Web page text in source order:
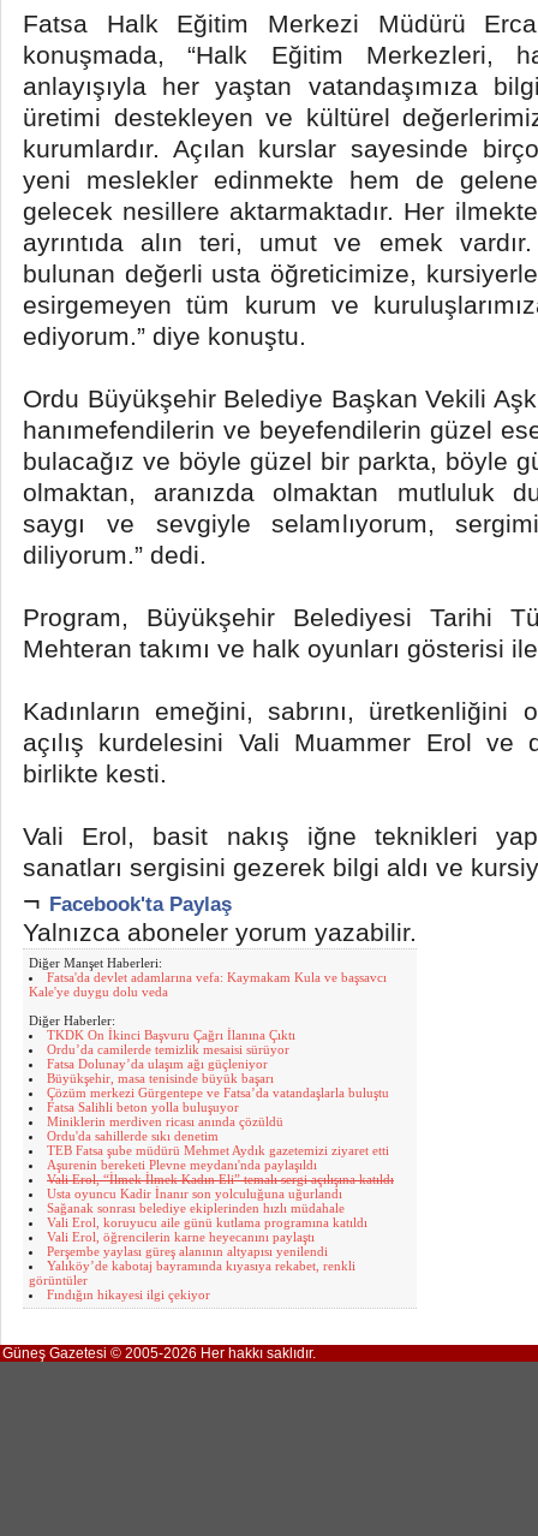
Fatsa Halk Eğitim Merkezi Müdürü
konuşmada, “Halk Eğitim Merkezleri,
anlayışıyla her yaştan vatandaşımıza
üretimi destekleyen ve kültürel
kurumlardır. Açılan kurslar sayesinde
yeni meslekler edinmekte hem de
gelecek nesillere aktarmaktadır. Her
ayrıntıda alın teri, umut ve emek
bulunan değerli usta öğreticimize,
esirgemeyen tüm kurum ve
ediyorum.” diye konuştu.
Ordu Büyükşehir Belediye Başkan Vekili
hanımefendilerin ve beyefendilerin güzel
bulacağız ve böyle güzel bir parkta, böyle
olmaktan, aranızda olmaktan mutluluk
saygı ve sevgiyle selamlıyorum,
diliyorum.” dedi.
Program, Büyükşehir Belediyesi Tarihi
Mehteran takımı ve halk oyunları gösterisi
Kadınların emeğini, sabrını, üretkenliğini
açılış kurdelesini Vali Muammer Erol ve
birlikte kesti.
Vali Erol, basit nakış iğne teknikleri
sanatları sergisini gezerek bilgi aldı ve
¬ Facebook'ta Paylaş
Yalnızca aboneler yorum yazabilir.
Diğer Manşet Haberleri:
Fatsa'da devlet adamlarına vefa: Kaymakam Kula ve başsavcı
Kale'ye duygu dolu veda
Diğer Haberler:
TKDK On İkinci Başvuru Çağrı İlanına Çıktı
Ordu’da camilerde temizlik mesaisi sürüyor
Fatsa Dolunay’da ulaşım ağı güçleniyor
Büyükşehir, masa tenisinde büyük başarı
Çözüm merkezi Gürgentepe ve Fatsa’da vatandaşlarla buluştu
Fatsa Salihli beton yolla buluşuyor
Miniklerin merdiven ricası anında çözüldü
Ordu'da sahillerde sıkı denetim
TEB Fatsa şube müdürü Mehmet Aydık gazetemizi ziyaret etti
Aşurenin bereketi Plevne meydanı'nda paylaşıldı
Vali Erol, “İlmek İlmek Kadın Eli” temalı sergi açılışına katıldı
Usta oyuncu Kadir İnanır son yolculuğuna uğurlandı
Sağanak sonrası belediye ekiplerinden hızlı müdahale
Vali Erol, koruyucu aile günü kutlama programına katıldı
Vali Erol, öğrencilerin karne heyecanını paylaştı
Perşembe yaylası güreş alanının altyapısı yenilendi
Yalıköy’de kabotaj bayramında kıyasıya rekabet, renkli
görüntüler
Fındığın hikayesi ilgi çekiyor
Güneş Gazetesi © 2005-2026 Her hakkı saklıdır.